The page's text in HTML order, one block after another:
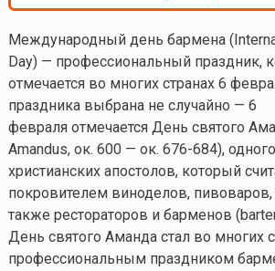
Международный день бармена
Day) — профессиональный праздник,
отмечается во многих странах 6
праздника выбрана не случайно — 6
февраля отмечается День святого
Amandus, ок. 600 — ок. 676-684),
христианских апостолов, который
покровителем виноделов, пивоваров,
также рестораторов и барменов
День святого Аманда стал во многих
профессиональным праздником